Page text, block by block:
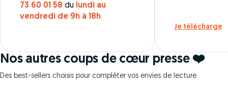
73 60 01 58 du
lundi au
vendredi de 9h à 18h.
Je télécharge
Nos autres coups de cœur presse ❤️
Des best-sellers choisis pour compléter vos envies de lecture